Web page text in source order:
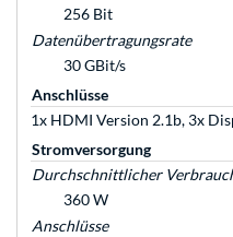
256 Bit
Datenübertragungsrate
30 GBit/s
Anschlüsse
1x HDMI Version 2.1b, 3x
Stromversorgung
Durchschnittlicher
360 W
Anschlüsse